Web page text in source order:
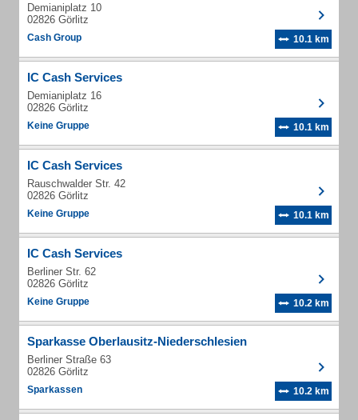
Demianiplatz 10
02826 Görlitz
Cash Group 10.1 km
IC Cash Services
Demianiplatz 16
02826 Görlitz
Keine Gruppe 10.1 km
IC Cash Services
Rauschwalder Str. 42
02826 Görlitz
Keine Gruppe 10.1 km
IC Cash Services
Berliner Str. 62
02826 Görlitz
Keine Gruppe 10.2 km
Sparkasse Oberlausitz-Niederschlesien
Berliner Straße 63
02826 Görlitz
Sparkassen 10.2 km